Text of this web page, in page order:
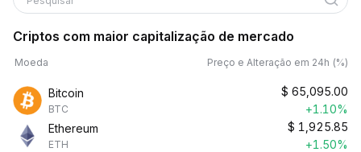
Criptos com maior capitalização de mercado
Moeda Preço e Alteração em 24h (%)
Bitcoin
BTC
$ 65,095.00
+1.10%
Ethereum
ETH
$ 1,925.85
+1.50%